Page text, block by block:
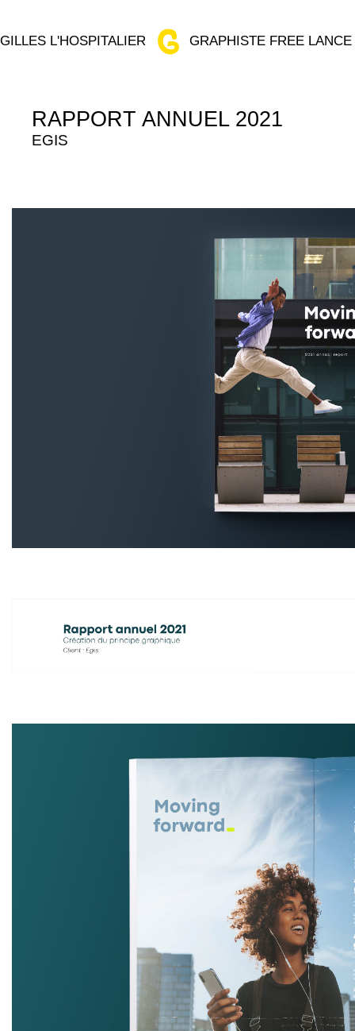
GILLES L'HOSPITALIER GRAPHISTE FREE LANCE
RAPPORT ANNUEL 2021
EGIS